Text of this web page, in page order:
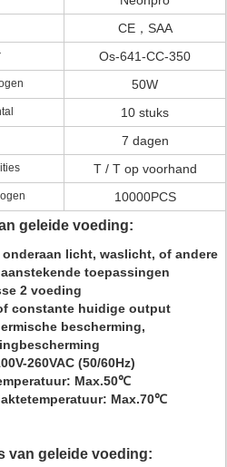
CE，SAA
Os-641-CC-350
50W
10 stuks
7 dagen
T / T op voorhand
10000PCS
geleide voeding:
licht, waslicht, of andere
toepassingen
2 voeding
constante huidige output
bescherming,
260VAC (50/60Hz)
Max.50℃
Max.70℃
van geleide voeding: